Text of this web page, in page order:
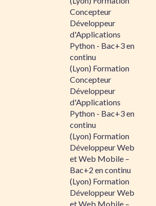
Concepteur
Développeur
d'Applications
Python - Bac+3 en
continu
(Lyon) Formation
Concepteur
Développeur
d'Applications
Python - Bac+3 en
continu
(Lyon) Formation
Développeur Web
et Web Mobile –
Bac+2 en continu
(Lyon) Formation
Développeur Web
et Web Mobile –